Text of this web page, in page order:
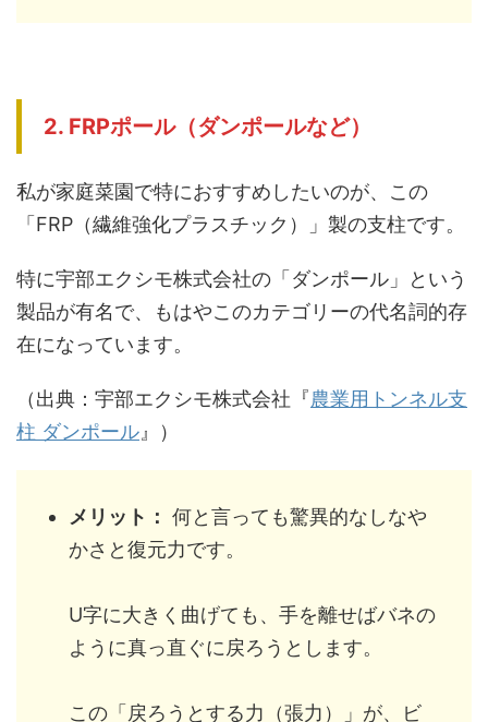
2. FRPポール（ダンポールなど）
私が家庭菜園で特におすすめしたいのが、この
「FRP（繊維強化プラスチック）」製の支柱です。
特に宇部エクシモ株式会社の「ダンポール」という
製品が有名で、もはやこのカテゴリーの代名詞的存
在になっています。
（出典：宇部エクシモ株式会社『農業用トンネル支
柱 ダンポール 』）
メリット： 何と言っても驚異的なしなや
かさと復元力です。
U字に大きく曲げても、手を離せばバネの
ように真っ直ぐに戻ろうとします。
この「戻ろうとする力（張力）」が、ビ